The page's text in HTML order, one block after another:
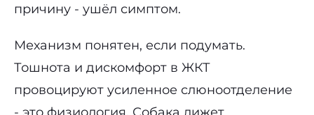
причину - ушёл симптом.
Механизм понятен, если подумать.
Тошнота и дискомфорт в ЖКТ
провоцируют усиленное слюноотделение